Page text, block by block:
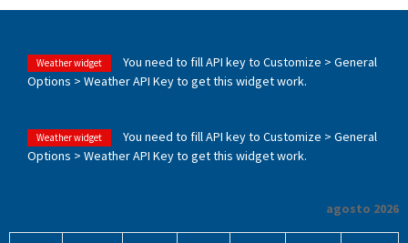
Weather widget
You need to fill API key to Customize > General
Options > Weather API Key to get this widget work.
Weather widget
You need to fill API key to Customize > General
Options > Weather API Key to get this widget work.
agosto 2026